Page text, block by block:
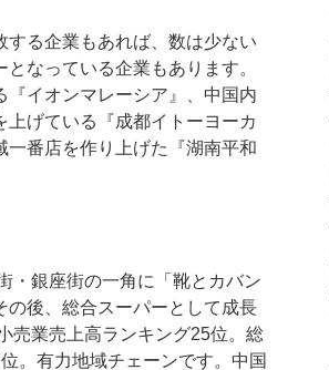
る企業もあれば、数は少ない
なっている企業もあります。
イオンマレーシア』、中国内
げている『成都イトーヨーカ
番店を作り上げた『湖南平和
・銀座街の一角に「靴とカバン
後、総合スーパーとして成長
売業売上高ランキング25位。総
。有力地域チェーンです。中国